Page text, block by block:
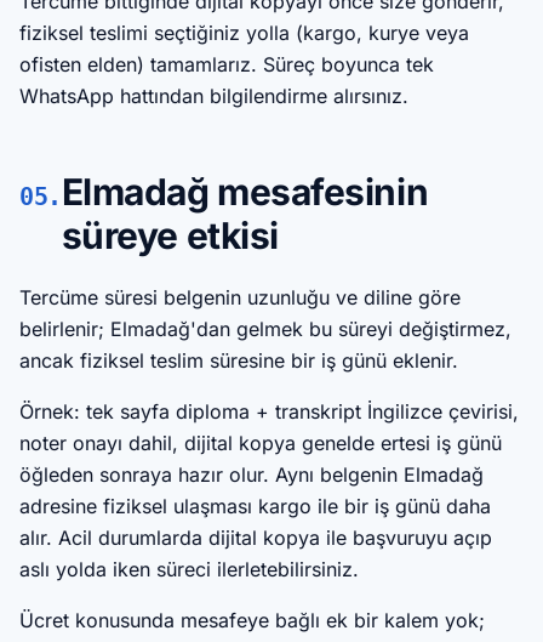
fiziksel teslimi seçtiğiniz yolla (kargo, kurye veya
ofisten elden) tamamlarız. Süreç boyunca tek
WhatsApp hattından bilgilendirme alırsınız.
05. Elmadağ mesafesinin
süreye etkisi
Tercüme süresi belgenin uzunluğu ve diline göre
belirlenir; Elmadağ'dan gelmek bu süreyi değiştirmez,
ancak fiziksel teslim süresine bir iş günü eklenir.
Örnek: tek sayfa diploma + transkript İngilizce çevirisi,
noter onayı dahil, dijital kopya genelde ertesi iş günü
öğleden sonraya hazır olur. Aynı belgenin Elmadağ
adresine fiziksel ulaşması kargo ile bir iş günü daha
alır. Acil durumlarda dijital kopya ile başvuruyu açıp
aslı yolda iken süreci ilerletebilirsiniz.
Ücret konusunda mesafeye bağlı ek bir kalem yok;